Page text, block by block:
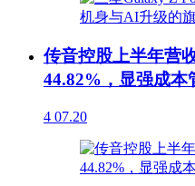
传音控股上半年营
44.82%，显强成本
4 07.20